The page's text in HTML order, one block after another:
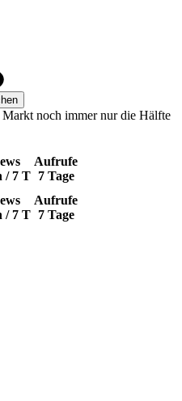
noch immer nur die Hälfte
/ 7 T
Aufrufe
7 Tage
/ 7 T
Aufrufe
7 Tage